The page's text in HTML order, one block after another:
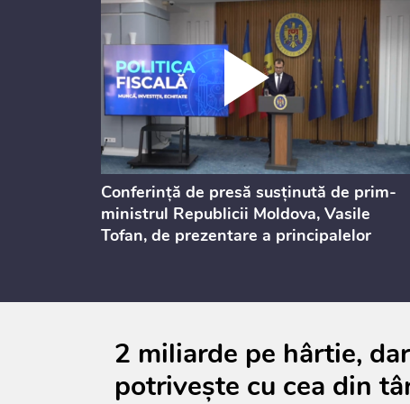
Conferință de presă susținută de prim-
ministrul Republicii Moldova, Vasile
Tofan, de prezentare a principalelor
consultărilor publice
2 miliarde pe hârtie,
potrivește cu cea din